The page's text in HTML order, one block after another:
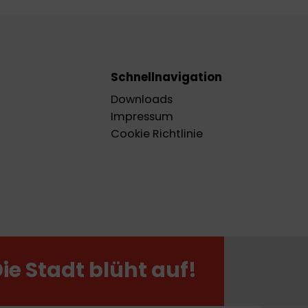
Schnellnavigation
Downloads
Impressum
Cookie Richtlinie
Stadt blüht auf!